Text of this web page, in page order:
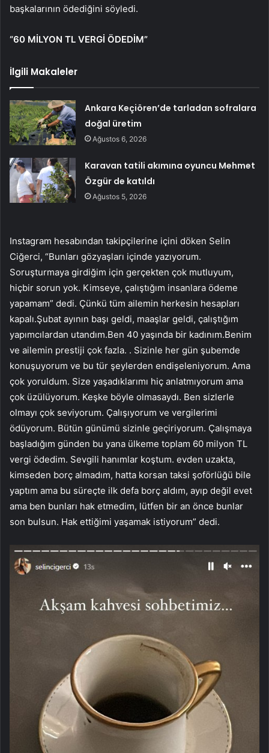
başkalarının ödediğini söyledi.
“60 MİLYON TL VERGİ ÖDEDİM”
İlgili Makaleler
Ankara Keçiören’de tarladan sofralara
doğal üretim
Ağustos 6, 2026
Karavan tatili akımına oyuncu Mehmet
Özgür de katıldı
Ağustos 5, 2026
Instagram hesabından takipçilerine içini döken Selin
Ciğerci, “Bunları gözyaşları içinde yazıyorum.
Soruşturmaya girdiğim için gerçekten çok mutluyum,
hiçbir sorun yok. Kimseye, çalıştığım insanlara ödeme
yapamam” dedi. Çünkü tüm ailemin herkesin hesapları
kapalı.Şubat ayının başı geldi, maaşlar geldi, çalıştığım
yapımcılardan utandım.Ben 40 yaşında bir kadınım.Benim
ve ailemin prestiji çok fazla. . Sizinle her gün şubemde
konuşuyorum ve bu tür şeylerden endişeleniyorum. Ama
çok yoruldum. Size yaşadıklarımı hiç anlatmıyorum ama
çok üzülüyorum. Keşke böyle olmasaydı. Ben sizlerle
olmayı çok seviyorum. Çalışıyorum ve vergilerimi
ödüyorum. Bütün günümü sizinle geçiriyorum. Çalışmaya
başladığım günden bu yana ülkeme toplam 60 milyon TL
vergi ödedim. Sevgili hanımlar koştum. evden uzakta,
kimseden borç almadım, hatta korsan taksi şoförlüğü bile
yaptım ama bu süreçte ilk defa borç aldım, ayıp değil evet
ama ben bunları hak etmedim, lütfen bir an önce bunlar
son bulsun. Hak ettiğimi yaşamak istiyorum” dedi.